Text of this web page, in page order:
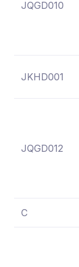
JQGD010
JKHD001
JQGD012
C